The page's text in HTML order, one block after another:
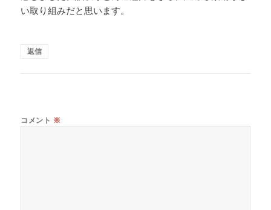
い取り組みだと思います。
返信
コメント ※